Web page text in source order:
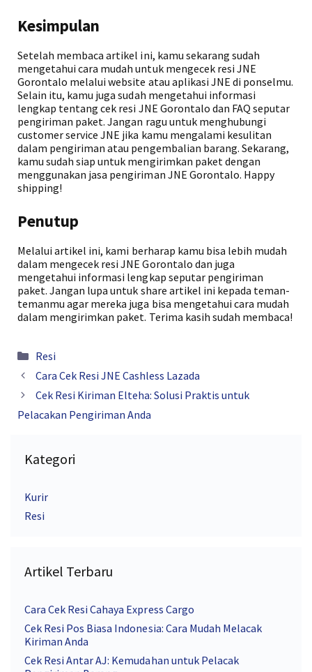
Kesimpulan
Setelah membaca artikel ini, kamu sekarang sudah
mengetahui cara mudah untuk mengecek resi JNE
Gorontalo melalui website atau aplikasi JNE di ponselmu.
Selain itu, kamu juga sudah mengetahui informasi
lengkap tentang cek resi JNE Gorontalo dan FAQ seputar
pengiriman paket. Jangan ragu untuk menghubungi
customer service JNE jika kamu mengalami kesulitan
dalam pengiriman atau pengembalian barang. Sekarang,
kamu sudah siap untuk mengirimkan paket dengan
menggunakan jasa pengiriman JNE Gorontalo. Happy
shipping!
Penutup
Melalui artikel ini, kami berharap kamu bisa lebih mudah
dalam mengecek resi JNE Gorontalo dan juga
mengetahui informasi lengkap seputar pengiriman
paket. Jangan lupa untuk share artikel ini kepada teman-
temanmu agar mereka juga bisa mengetahui cara mudah
dalam mengirimkan paket. Terima kasih sudah membaca!
Kategori
Resi
Cara Cek Resi JNE Cashless Lazada
Cek Resi Kiriman Elteha: Solusi Praktis untuk
Pelacakan Pengiriman Anda
Kategori
Kurir
Resi
Artikel Terbaru
Cara Cek Resi Cahaya Express Cargo
Cek Resi Pos Biasa Indonesia: Cara Mudah Melacak
Kiriman Anda
Cek Resi Antar AJ: Kemudahan untuk Pelacak